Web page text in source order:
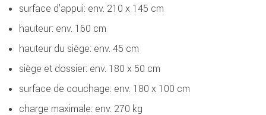
surface d'appui: env. 210 x 145 cm
hauteur: env. 160 cm
hauteur du siège: env. 45 cm
siège et dossier: env. 180 x 50 cm
surface de couchage: env. 180 x 100 cm
charge maximale: env. 270 kg